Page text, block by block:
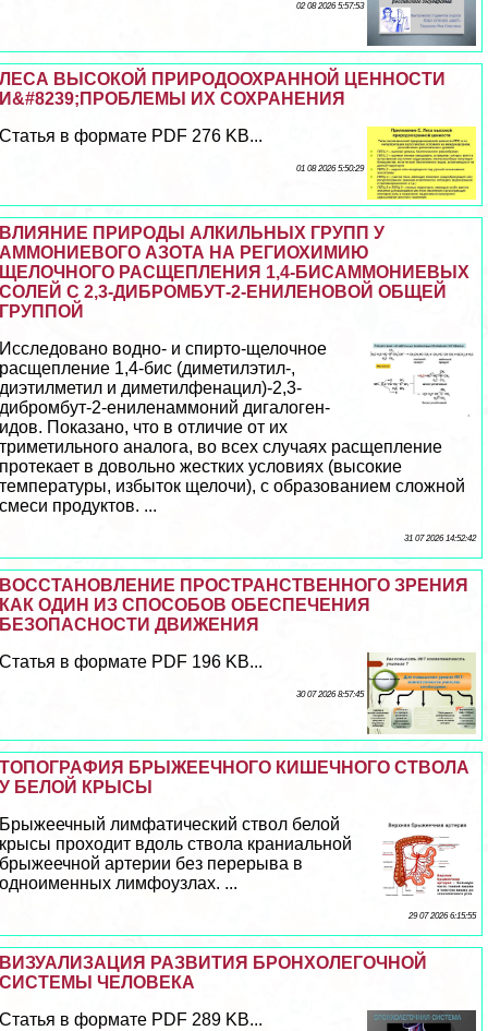
02 08 2026 5:57:53
ЛЕСА ВЫСОКОЙ ПРИРОДООХРАННОЙ ЦЕННОСТИ
И&#8239;ПРОБЛЕМЫ ИХ СОХРАНЕНИЯ
Статья в формате PDF 276 KB...
01 08 2026 5:50:29
ВЛИЯНИЕ ПРИРОДЫ АЛКИЛЬНЫХ ГРУПП У
АММОНИЕВОГО АЗОТА НА РЕГИОХИМИЮ
ЩЕЛОЧНОГО РАСЩЕПЛЕНИЯ 1,4-БИСАММОНИЕВЫХ
СОЛЕЙ С 2,3-ДИБРОМБУТ-2-ЕНИЛЕНОВОЙ ОБЩЕЙ
ГРУППОЙ
Исследовано водно- и спирто-щелочное
расщепление 1,4-бис (диметилэтил-,
диэтилметил и диметилфенацил)-2,3-
дибромбут-2-ениленаммоний дигалоген-
идов. Показано, что в отличие от их
триметильного аналога, во всех случаях расщепление
протекает в довольно жестких условиях (высокие
температуры, избыток щелочи), с образованием сложной
смеси продуктов. ...
31 07 2026 14:52:42
ВОССТАНОВЛЕНИЕ ПРОСТРАНСТВЕННОГО ЗРЕНИЯ
КАК ОДИН ИЗ СПОСОБОВ ОБЕСПЕЧЕНИЯ
БЕЗОПАСНОСТИ ДВИЖЕНИЯ
Статья в формате PDF 196 KB...
30 07 2026 8:57:45
ТОПОГРАФИЯ БРЫЖЕЕЧНОГО КИШЕЧНОГО СТВОЛА
У БЕЛОЙ КРЫСЫ
Брыжеечный лимфатический ствол белой
крысы проходит вдоль ствола краниальной
брыжеечной артерии без перерыва в
одноименных лимфоузлах. ...
29 07 2026 6:15:55
ВИЗУАЛИЗАЦИЯ РАЗВИТИЯ БРОНХОЛЕГОЧНОЙ
СИСТЕМЫ ЧЕЛОВЕКА
Статья в формате PDF 289 KB...